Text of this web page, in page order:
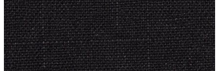
Kadın
Kadın
Öne Çıkanlar
Öne Çıkanlar
Yaz Ürünleri
İndirimdekiler
Giyim
Giyim